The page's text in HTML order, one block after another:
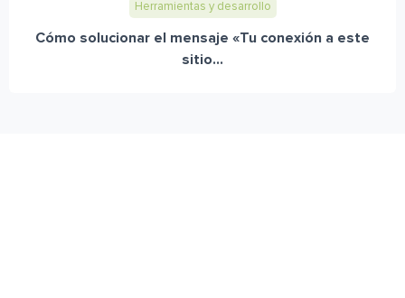
Herramientas y desarrollo
Cómo solucionar el mensaje «Tu conexión a este
sitio...